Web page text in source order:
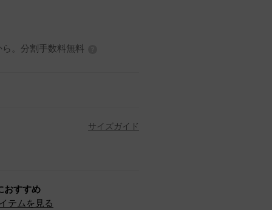
。分割手数料無料
サイズガイド
おすすめ
テムを見る